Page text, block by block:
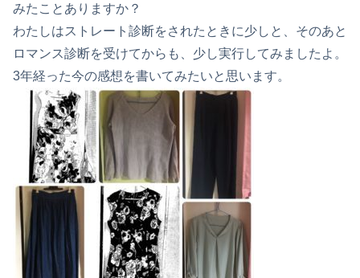
みたことありますか？
わたしはストレート診断をされたときに少しと、そのあと
ロマンス診断を受けてからも、少し実行してみましたよ。
3年経った今の感想を書いてみたいと思います。